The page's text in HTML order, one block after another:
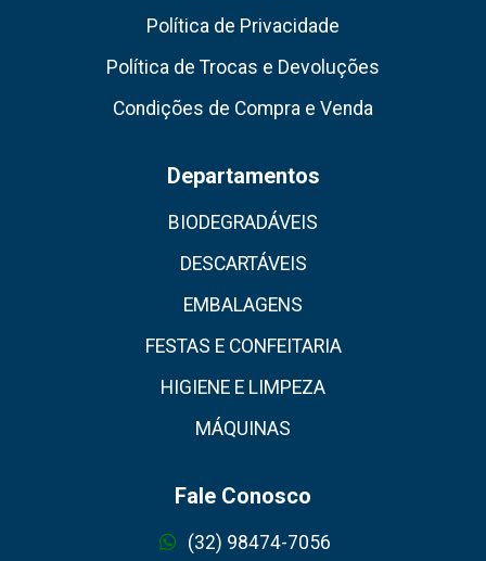
Política de Privacidade
Política de Trocas e Devoluções
Condições de Compra e Venda
Departamentos
BIODEGRADÁVEIS
DESCARTÁVEIS
EMBALAGENS
FESTAS E CONFEITARIA
HIGIENE E LIMPEZA
MÁQUINAS
Fale Conosco
(32) 98474-7056